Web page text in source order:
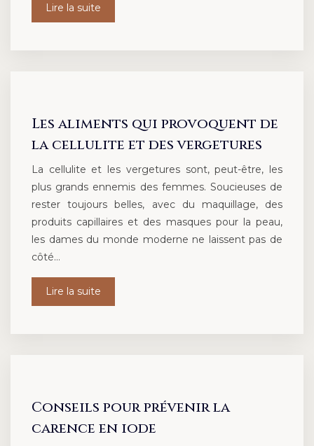
Lire la suite
Les aliments qui provoquent de
la cellulite et des vergetures
La cellulite et les vergetures sont, peut-être, les
plus grands ennemis des femmes. Soucieuses de
rester toujours belles, avec du maquillage, des
produits capillaires et des masques pour la peau,
les dames du monde moderne ne laissent pas de
côté…
Lire la suite
Conseils pour prévenir la
carence en iode